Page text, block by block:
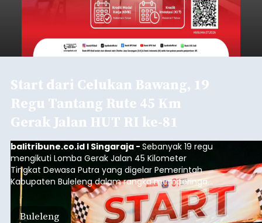
Start dari Celukan Bawang, 19
Regu Tantang Rute 45 Km
Gerak Jalan HUT RI ke-81
balitribune.co.id I Singaraja - Sebanyak 19 regu
mengikuti Lomba Gerak Jalan 45 Kilometer
Tingkat Dewasa Putra yang digelar Pemerintah
Kabupaten Buleleng dalam rangka memperingati
HUT ke-81 Kemerdekaan Republik Indonesia.
Lomba resmi dimulai dari Lapangan Sepak Bola
Desa Celukan Bawang, Sabtu (8/8/2026) malam.
Buleleng